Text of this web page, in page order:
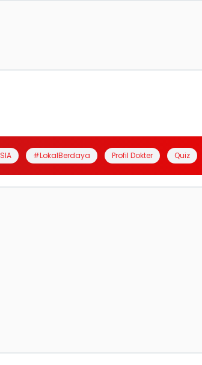
#LokalBerdaya Profil Dokter Quiz